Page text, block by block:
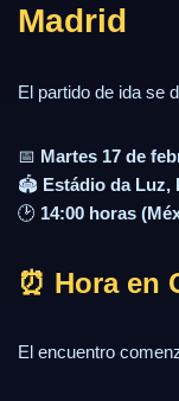
Madrid
El partido de ida se
📅 Martes 17 de
🏟 Estádio da Luz,
🕑 14:00 horas
⏰ Hora en
El encuentro